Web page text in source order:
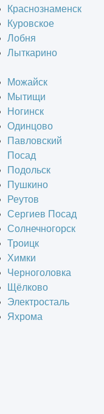
Краснознаменск
Куровское
Лобня
Лыткарино
Можайск
Мытищи
Ногинск
Одинцово
Павловский
Посад
Подольск
Пушкино
Реутов
Сергиев Посад
Солнечногорск
Троицк
Химки
Черноголовка
Щёлково
Электросталь
Яхрома